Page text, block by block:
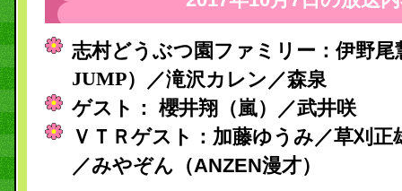
志村どうぶつ園ファミリー：伊野尾
JUMP）／滝沢カレン／森泉
ゲスト： 櫻井翔（嵐）／武井咲
ＶＴＲゲスト：加藤ゆうみ／草刈正
／みやぞん（ANZEN漫才）